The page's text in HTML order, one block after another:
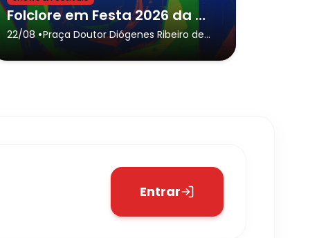
Folclore em Festa 2026 da cidade de Caraguatatuba,Cia de Moçambique, Puxada de Rede e Samba de Roda
22/08 •Praça Doutor Diógenes Ribeiro de
Lima & Avenida Doutor Arthur da
Costa Filho- Caraguatatuba
Entrar